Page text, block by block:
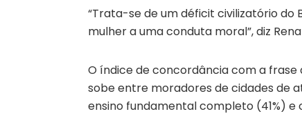
“Trata-se de um déficit civilizatório do
mulher a uma conduta moral”, diz
O índice de concordância com a
sobe entre moradores de cidades de
ensino fundamental completo (41%) e